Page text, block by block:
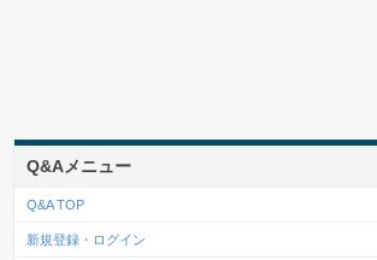
Q&Aメニュー
Q&A TOP
新規登録・ログイン